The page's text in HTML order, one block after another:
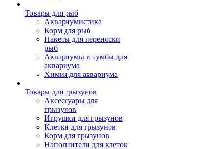
Товары для рыб
Аквариумистика
Корм для рыб
Пакеты для переноски
рыб
Аквариумы и тумбы для
аквариума
Химия для аквариума
Товары для грызунов
Аксессуары для
грызунов
Игрушки для грызунов
Клетки для грызунов
Корм для грызунов
Наполнители для клеток